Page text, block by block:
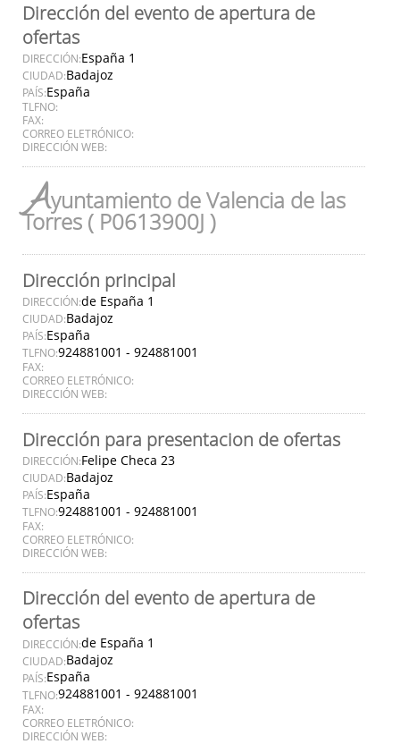
Dirección del evento de apertura de
ofertas
DIRECCIÓN:España 1
CIUDAD:Badajoz
PAÍS:España
TLFNO:
FAX:
CORREO ELETRÓNICO:
DIRECCIÓN WEB:
Ayuntamiento de Valencia de las
Torres ( P0613900J )
Dirección principal
DIRECCIÓN:de España 1
CIUDAD:Badajoz
PAÍS:España
TLFNO:924881001 - 924881001
FAX:
CORREO ELETRÓNICO:
DIRECCIÓN WEB:
Dirección para presentacion de ofertas
DIRECCIÓN:Felipe Checa 23
CIUDAD:Badajoz
PAÍS:España
TLFNO:924881001 - 924881001
FAX:
CORREO ELETRÓNICO:
DIRECCIÓN WEB:
Dirección del evento de apertura de
ofertas
DIRECCIÓN:de España 1
CIUDAD:Badajoz
PAÍS:España
TLFNO:924881001 - 924881001
FAX:
CORREO ELETRÓNICO:
DIRECCIÓN WEB: